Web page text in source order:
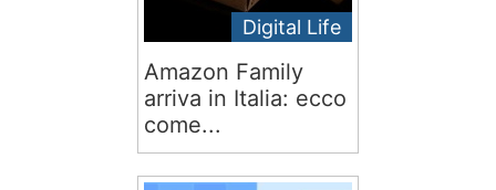
Digital Life
Amazon Family
arriva in Italia: ecco
come...